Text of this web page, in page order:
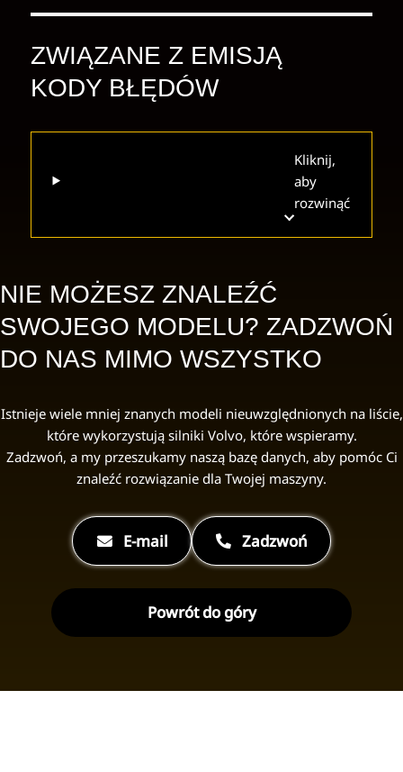
ZWIĄZANE Z EMISJĄ
KODY BŁĘDÓW
Kliknij,
aby
rozwinąć
NIE MOŻESZ ZNALEŹĆ
SWOJEGO MODELU? ZADZWOŃ
DO NAS MIMO WSZYSTKO
Istnieje wiele mniej znanych modeli nieuwzględnionych na liście,
które wykorzystują silniki Volvo, które wspieramy.
Zadzwoń, a my przeszukamy naszą bazę danych, aby pomóc Ci
znaleźć rozwiązanie dla Twojej maszyny.
E-mail Zadzwoń
Powrót do góry